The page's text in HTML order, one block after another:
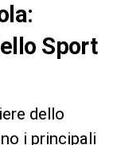
Sport
dello
i principali